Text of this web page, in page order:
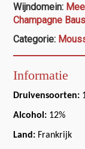
Wijndomein:
Champagne
Categorie:
Informatie
Druivensoorten:
Alcohol: 12%
Land: Frankrijk